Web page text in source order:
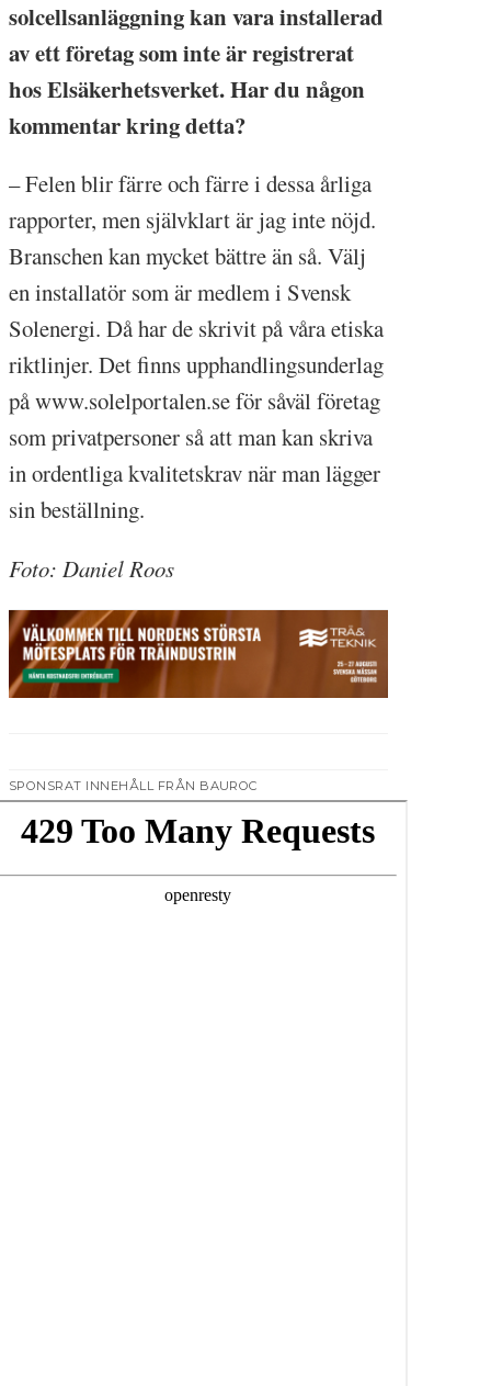
solcellsanläggning kan vara installerad
av ett företag som inte är registrerat
hos Elsäkerhetsverket. Har du någon
kommentar kring detta?
– Felen blir färre och färre i dessa årliga
rapporter, men självklart är jag inte nöjd.
Branschen kan mycket bättre än så. Välj
en installatör som är medlem i Svensk
Solenergi. Då har de skrivit på våra etiska
riktlinjer. Det finns upphandlingsunderlag
på www.solelportalen.se för såväl företag
som privatpersoner så att man kan skriva
in ordentliga kvalitetskrav när man lägger
sin beställning.
Foto: Daniel Roos
SPONSRAT INNEHÅLL FRÅN BAUROC